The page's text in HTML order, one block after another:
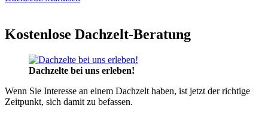
Kostenlose Dachzelt-Beratung
Dachzelte bei uns erleben!
Wenn Sie Interesse an einem Dachzelt haben, ist jetzt der richtige
Zeitpunkt, sich damit zu befassen.